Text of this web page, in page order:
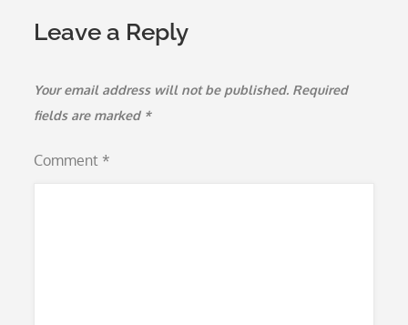
Leave a Reply
Your email address will not be published. Required
fields are marked *
Comment *